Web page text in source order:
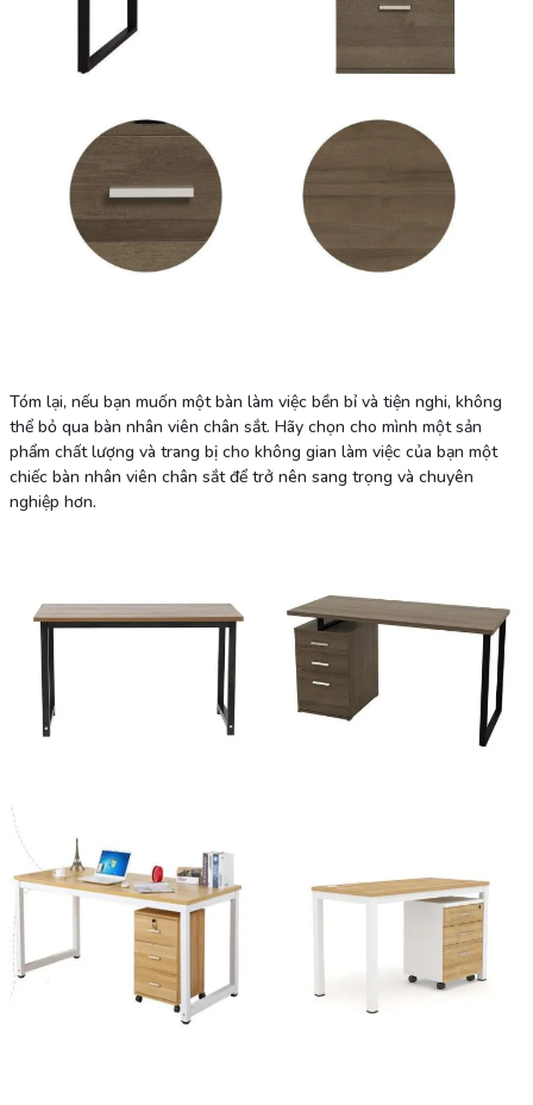
Tóm lại, nếu bạn muốn một bàn làm việc bền bỉ và tiện nghi, không
thể bỏ qua bàn nhân viên chân sắt. Hãy chọn cho mình một sản
phẩm chất lượng và trang bị cho không gian làm việc của bạn một
chiếc bàn nhân viên chân sắt để trở nên sang trọng và chuyên
nghiệp hơn.